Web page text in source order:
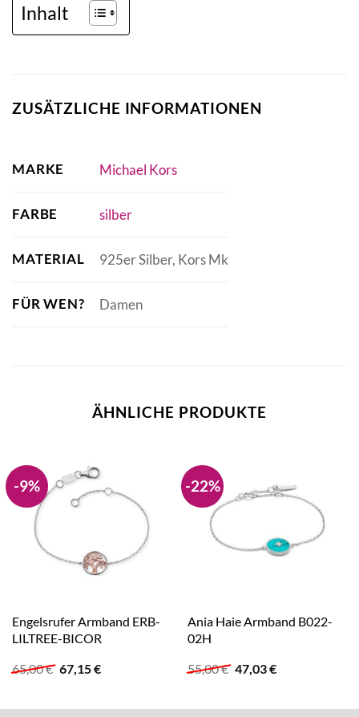
Inhalt
ZUSÄTZLICHE INFORMATIONEN
MARKE Michael Kors
FARBE silber
MATERIAL 925er Silber, Kors Mk
FÜR WEN? Damen
ÄHNLICHE PRODUKTE
-9%
Engelsrufer Armband ERB-
LILTREE-BICOR
65,00€ Ursprünglicher
Preis
65,00 €
67,15€Aktueller
67,15 €.
-22%
Ania Haie Armband B022-
02H
55,00€ Ursprünglicher
Preis
55,00 €
47,03€Aktueller
47,03 €.